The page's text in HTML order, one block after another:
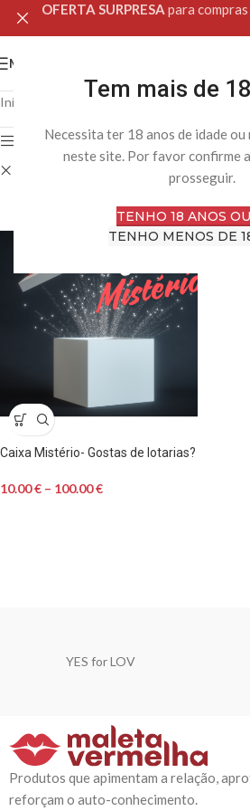
Tem mais de
Necessita ter 18 anos de idade ou
neste site. Por favor confirme
prosseguir.
TENHO 18 ANOS
TENHO MENOS DE
OFERTA SURPRESA para
MENU
Início Loja Online
Filtro
Caixa Mistério- Gostas de lotarias?
10.00€ – 100.00€
YES for LOV
Produtos que apimentam a relação,
reforçam o auto-conhecimento.